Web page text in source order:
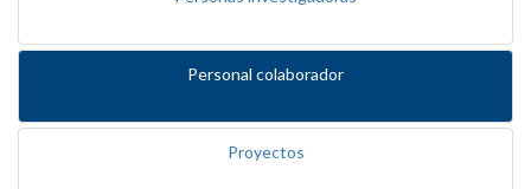
Personal colaborador
Proyectos